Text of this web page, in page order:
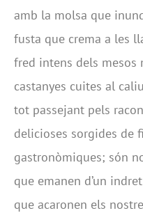
amb la molsa que
fusta que crema a les
fred intens dels mesos
castanyes cuites al
tot passejant pels
delicioses sorgides de
gastronòmiques; són
que emanen d’un
que acaronen els